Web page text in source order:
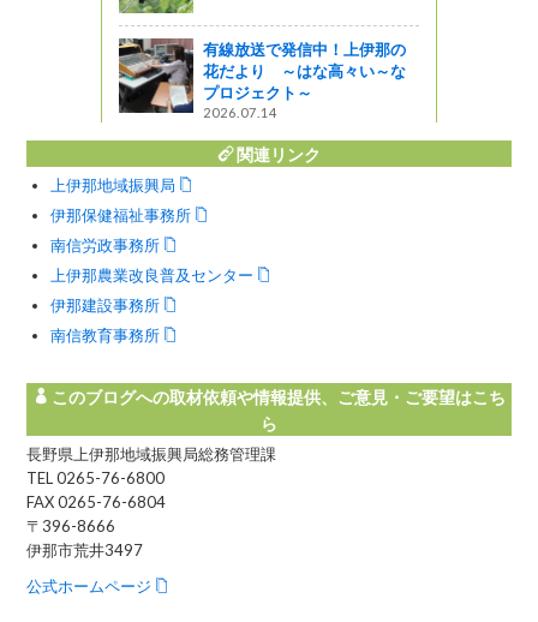
有線放送で発信中！上伊那の
花だより ～はな高々い～な
プロジェクト～
2026.07.14
関連リンク
上伊那地域振興局
伊那保健福祉事務所
南信労政事務所
上伊那農業改良普及センター
伊那建設事務所
南信教育事務所
このブログへの取材依頼や情報提供、ご意見・ご要望はこち
ら
長野県上伊那地域振興局総務管理課
TEL 0265-76-6800
FAX 0265-76-6804
〒396-8666
伊那市荒井3497
公式ホームページ